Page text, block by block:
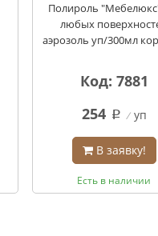
Полироль
любых
аэрозоль уп/300мл
Код: 7881
254 q уп
В заявку!
Есть в наличии